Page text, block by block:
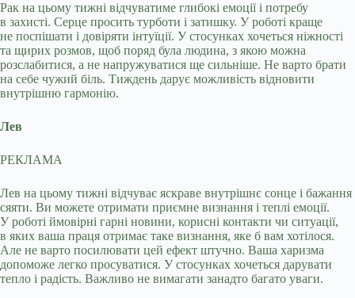
Рак на цьому тижні відчуватиме глибокі емоції і потребу
в захисті. Серце просить турботи і затишку. У роботі краще
не поспішати і довіряти інтуїції. У стосунках хочеться ніжності
та щирих розмов, щоб поряд була людина, з якою можна
розслабитися, а не напружуватися ще сильніше. Не варто брати
на себе чужий біль. Тиждень дарує можливість відновити
внутрішню гармонію.
Лев
РЕКЛАМА
Лев на цьому тижні відчуває яскраве внутрішнє сонце і бажання
сяяти. Ви можете отримати приємне визнання і теплі емоції.
У роботі ймовірні гарні новини, корисні контакти чи ситуації,
в яких ваша праця отримає таке визнання, яке б вам хотілося.
Але не варто посилювати цей ефект штучно. Ваша харизма
допоможе легко просуватися. У стосунках хочеться дарувати
тепло і радість. Важливо не вимагати занадто багато уваги.